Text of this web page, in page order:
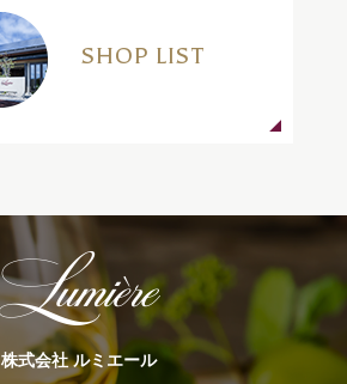
SHOP LIST
株式会社 ルミエール